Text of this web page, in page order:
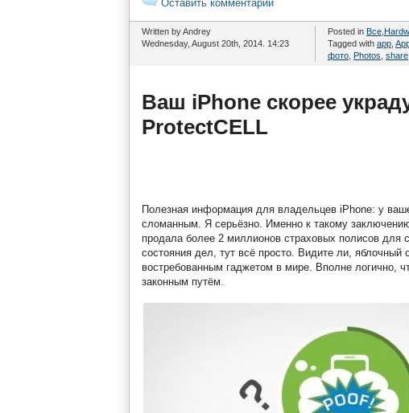
Оставить комментарий
Written by Andrey
Wednesday, August 20th, 2014. 14:23
Posted in Все
Tagged with app
фото Photos share
Ваш iPhone скорее
ProtectCELL
Полезная информация для владельцев iPhone: у
сломанным. Я серьёзно. Именно к такому
продала более 2 миллионов страховых полисов для
состояния дел, тут всё просто. Видите ли,
востребованным гаджетом в мире. Вполне логично,
законным путём.